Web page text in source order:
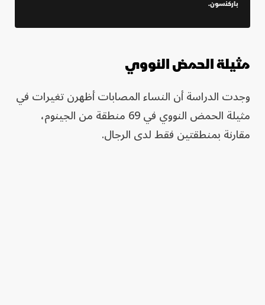
باركنسون.
مثيلة الحمض النووي
وجدت الدراسة أن النساء المصابات أظهرن تغيرات في
مثيلة الحمض النووي في 69 منطقة من الجينوم،
مقارنة بمنطقتين فقط لدى الرجال.